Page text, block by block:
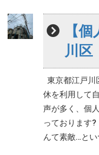
【
川
東京都江戸川
休を利用して
声が多く、個
っております
んて素敵…と